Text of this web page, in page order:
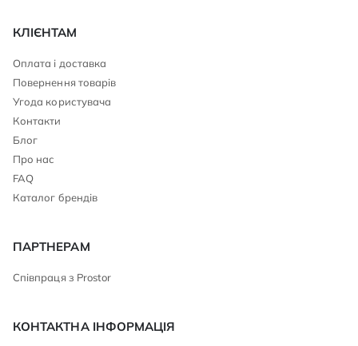
КЛІЄНТАМ
Оплата і доставка
Повернення товарів
Угода користувача
Контакти
Блог
Про нас
FAQ
Каталог брендів
ПАРТНЕРАМ
Співпраця з Prostor
КОНТАКТНА ІНФОРМАЦІЯ